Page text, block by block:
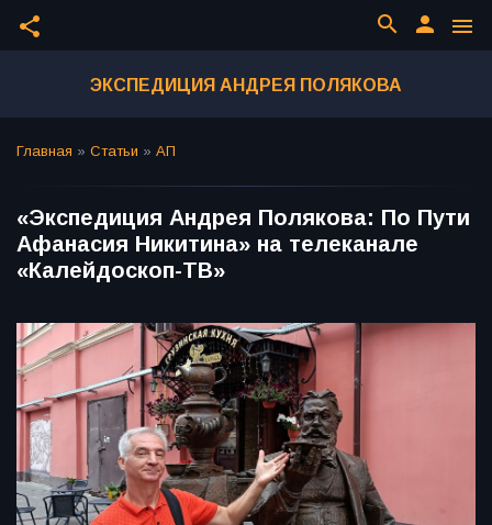
share menu
person
search
ЭКСПЕДИЦИЯ АНДРЕЯ ПОЛЯКОВА
Главная » Статьи » АП
«Экспедиция Андрея Полякова: По Пути
Афанасия Никитина» на телеканале
«Калейдоскоп-ТВ»